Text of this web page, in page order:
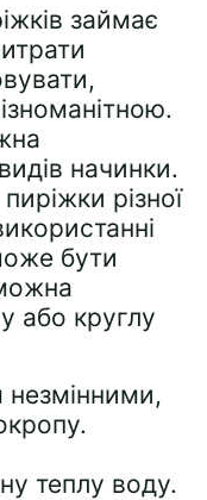
займає
начинки.
різної
бути
або круглу
незмінними,
теплу воду.